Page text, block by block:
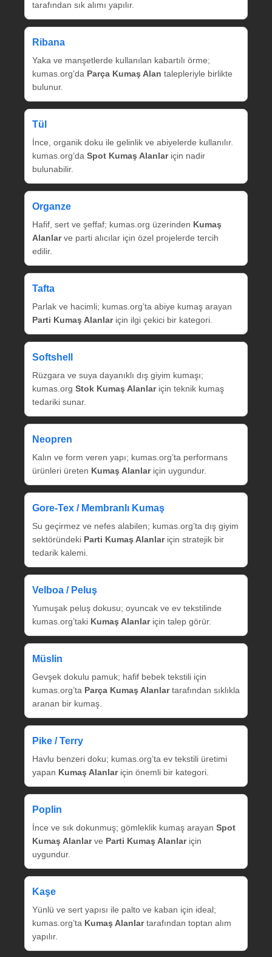
tarafından sık alımı yapılır.
Ribana
Yaka ve manşetlerde kullanılan kabartılı örme;
kumas.org’da Parça Kumaş Alan talepleriyle birlikte
bulunur.
Tül
İnce, organik doku ile gelinlik ve abiyelerde kullanılır.
kumas.org’da Spot Kumaş Alanlariçin nadir
bulunabilir.
Organze
Hafif, sert ve şeffaf; kumas.org üzerinden Kumaş
Alanlarve parti alıcılar için özel projelerde tercih
edilir.
Tafta
Parlak ve hacimli; kumas.org’ta abiye kumaş arayan
Parti Kumaş Alanlariçin ilgi çekici bir kategori.
Softshell
Rüzgara ve suya dayanıklı dış giyim kumaşı;
kumas.org Stok Kumaş Alanlariçin teknik kumaş
tedariki sunar.
Neopren
Kalın ve form veren yapı; kumas.org’ta performans
ürünleri üreten Kumaş Alanlariçin uygundur.
Gore‑Tex / Membranlı Kumaş
Su geçirmez ve nefes alabilen; kumas.org’ta dış giyim
sektöründeki Parti Kumaş Alanlariçin stratejik bir
tedarik kalemi.
Velboa / Peluş
Yumuşak peluş dokusu; oyuncak ve ev tekstilinde
kumas.org’taki Kumaş Alanlariçin talep görür.
Müslin
Gevşek dokulu pamuk; hafif bebek tekstili için
kumas.org’ta Parça Kumaş Alanlartarafından sıklıkla
aranan bir kumaş.
Pike / Terry
Havlu benzeri doku; kumas.org’ta ev tekstili üretimi
yapan Kumaş Alanlariçin önemli bir kategori.
Poplin
İnce ve sık dokunmuş; gömleklik kumaş arayan Spot
Kumaş Alanlarve Parti Kumaş Alanlariçin
uygundur.
Kaşe
Yünlü ve sert yapısı ile palto ve kaban için ideal;
kumas.org’ta Kumaş Alanlartarafından toptan alım
yapılır.